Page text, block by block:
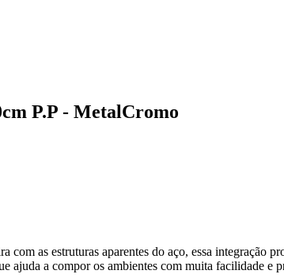
P.P - MetalCromo
com as estruturas aparentes do aço, essa integração
ajuda a compor os ambientes com muita facilidade e